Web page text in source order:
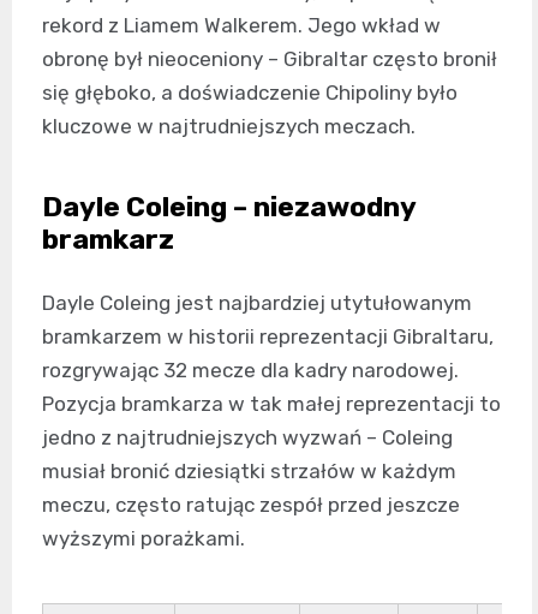
rekord z Liamem Walkerem. Jego wkład w
obronę był nieoceniony – Gibraltar często bronił
się głęboko, a doświadczenie Chipoliny było
kluczowe w najtrudniejszych meczach.
Dayle Coleing – niezawodny
bramkarz
Dayle Coleing jest najbardziej utytułowanym
bramkarzem w historii reprezentacji Gibraltaru,
rozgrywając 32 mecze dla kadry narodowej.
Pozycja bramkarza w tak małej reprezentacji to
jedno z najtrudniejszych wyzwań – Coleing
musiał bronić dziesiątki strzałów w każdym
meczu, często ratując zespół przed jeszcze
wyższymi porażkami.